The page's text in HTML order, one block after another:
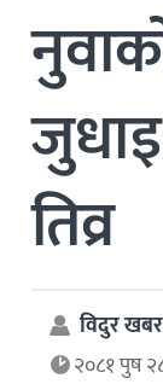
तिव्र
विदुर खबर
२०८१ पुष